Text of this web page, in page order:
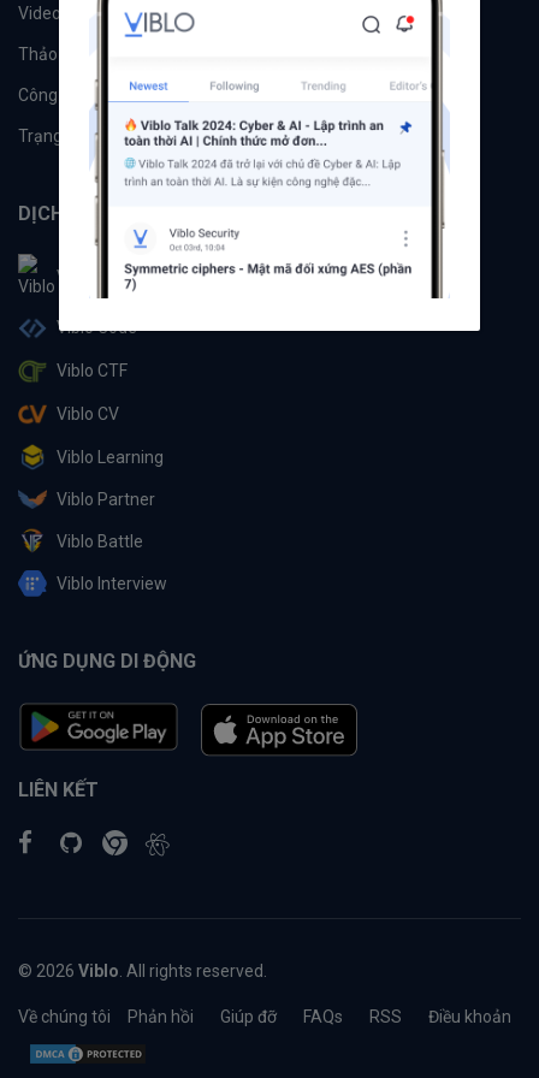
Videos
Thảo luận
Công cụ Machine Learning
Trạng thái hệ thống
DỊCH VỤ
Viblo
Viblo Code
Viblo CTF
Viblo CV
Viblo Learning
Viblo Partner
Viblo Battle
Viblo Interview
ỨNG DỤNG DI ĐỘNG
LIÊN KẾT
© 2026 Viblo . All rights reserved.
Về chúng tôi Phản hồi Giúp đỡ FAQs RSS Điều khoản